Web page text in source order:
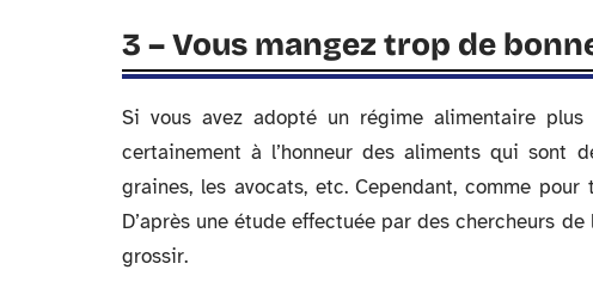
3 – Vous mangez trop de
Si vous avez adopté un régime alimentaire
certainement à l’honneur des aliments qui sont
graines, les avocats, etc. Cependant, comme
D’après une étude effectuée par des chercheurs
grossir.